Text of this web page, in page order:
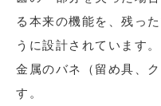
る本来の機能を、残っ
うに設計されています
金属のバネ（留め具、
す。